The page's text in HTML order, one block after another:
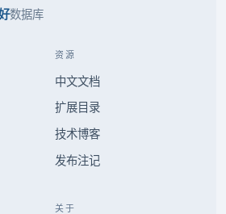
数据库
资源
中文文档
扩展目录
技术博客
发布注记
关于